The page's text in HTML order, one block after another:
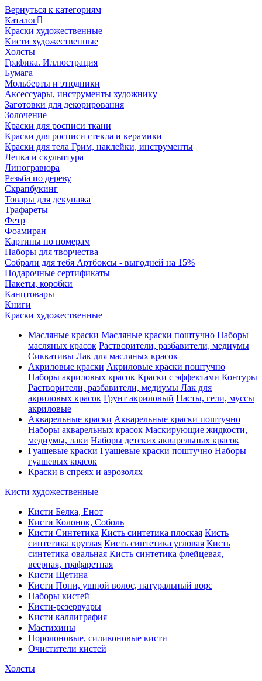
Вернуться к категориям
Каталог
Краски художественные
Кисти художественные
Холсты
Графика. Иллюстрация
Бумага
Мольберты и этюдники
Аксессуары, инструменты художнику
Заготовки для декорирования
Золочение
Краски для росписи ткани
Краски для росписи стекла и керамики
Краски для тела Грим, наклейки, инструменты
Лепка и скульптура
Линогравюра
Резьба по дереву
Скрапбукинг
Товары для декупажа
Трафареты
Фетр
Фоамиран
Картины по номерам
Наборы для творчества
Собрали для тебя Артбоксы - выгодней на 15%
Подарочные сертификаты
Пакеты, коробки
Канцтовары
Книги
Краски художественные
Масляные краски Масляные краски поштучно Наборы
масляных красок Растворители, разбавители, медиумы
Сиккативы Лак для масляных красок
Акриловые краски Акриловые краски поштучно
Наборы акриловых красок Краски с эффектами Контуры
Растворители, разбавители, медиумы Лак для
акриловых красок Грунт акриловый Пасты, гели, муссы
акриловые
Акварельные краски Акварельные краски поштучно
Наборы акварельных красок Маскирующие жидкости,
медиумы, лаки Наборы детских акварельных красок
Гуашевые краски Гуашевые краски поштучно Наборы
гуашевых красок
Краски в спреях и аэрозолях
Кисти художественные
Кисти Белка, Енот
Кисти Колонок, Соболь
Кисти Синтетика Кисть синтетика плоская Кисть
синтетика круглая Кисть синтетика угловая Кисть
синтетика овальная Кисть синтетика флейцевая,
веерная, трафаретная
Кисти Щетина
Кисти Пони, ушной волос, натуральный ворс
Наборы кистей
Кисти-резервуары
Кисти каллиграфия
Мастихины
Поролоновые, силиконовые кисти
Очистители кистей
Холсты